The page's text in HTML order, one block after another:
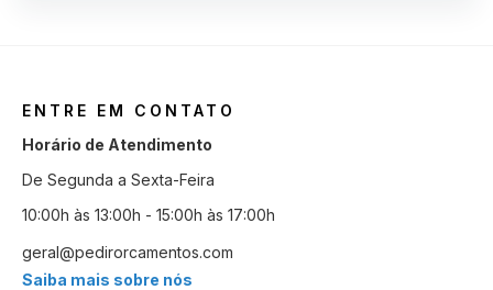
ENTRE EM CONTATO
Horário de Atendimento
De Segunda a Sexta-Feira
10:00h às 13:00h - 15:00h às 17:00h
geral@pedirorcamentos.com
Saiba mais sobre nós